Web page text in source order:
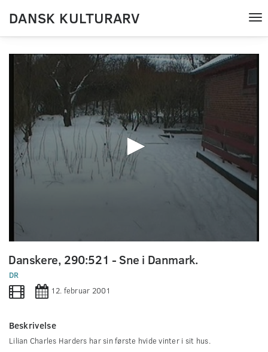
DANSK KULTURARV
seconds
of
0
seconds
Danskere, 290:521 - Sne i Danmark.
DR
12. februar 2001
Beskrivelse
Lilian Charles Harders har sin første hvide vinter i sit hus.